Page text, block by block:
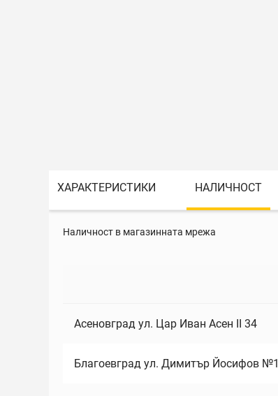
ХАРАКТЕРИСТИКИ НАЛИЧНОСТ
Наличност в магазинната мрежа
Асеновград ул. Цар Иван Асен II 34
Благоевград ул. Димитър Йосифов №1